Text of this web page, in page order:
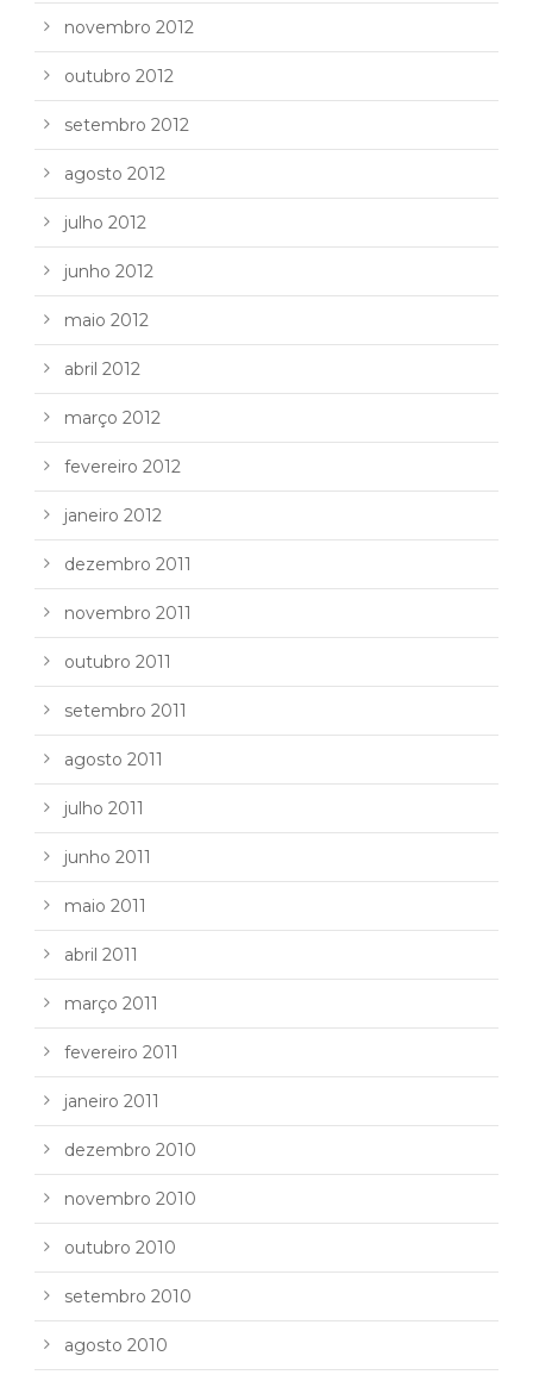
novembro 2012
outubro 2012
setembro 2012
agosto 2012
julho 2012
junho 2012
maio 2012
abril 2012
março 2012
fevereiro 2012
janeiro 2012
dezembro 2011
novembro 2011
outubro 2011
setembro 2011
agosto 2011
julho 2011
junho 2011
maio 2011
abril 2011
março 2011
fevereiro 2011
janeiro 2011
dezembro 2010
novembro 2010
outubro 2010
setembro 2010
agosto 2010